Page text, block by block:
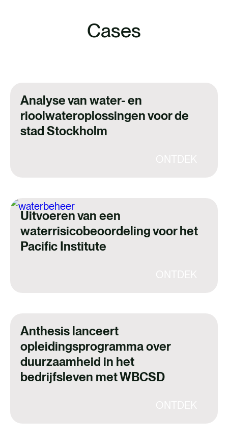
bedrijven verplicht tot gedetailleerde
Cases
Analyse van water- en
rioolwateroplossingen voor de
stad Stockholm
Uitvoeren van een
waterrisicobeoordeling voor het
Pacific Institute
Anthesis lanceert
opleidingsprogramma over
duurzaamheid in het
bedrijfsleven met WBCSD